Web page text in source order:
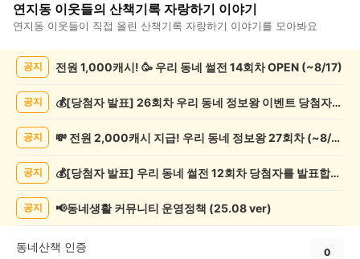
연지동 이웃들의 산책기록 자랑하기 이야기
연지동 이웃들이 직접 올린 산책기록 자랑하기 이야기를 모아봐요
게
공지 전원 1,000캐시! 🥳 우리 동네 썰전 14회차 OPEN (~8/17)
공지 💰[당첨자 발표] 26회차 우리 동네 정보왕 이벤트 당첨자를 발표합니다!
공지 💸 전원 2,000캐시 지급! 우리 동네 정보왕 27회차 (~8/10)
공지 💰[당첨자 발표] 우리 동네 썰전 12회차 당첨자를 발표합니다!
공지 📢동네생활 커뮤니티 운영정책 (25.08 ver)
동네산책 인증 0